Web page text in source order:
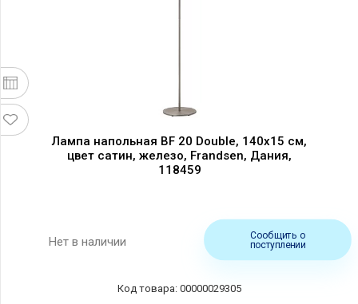
Лампа напольная BF 20 Double, 140х15 см,
цвет сатин, железо, Frandsen, Дания,
118459
Нет в наличии
Сообщить о
поступлении
00000029305